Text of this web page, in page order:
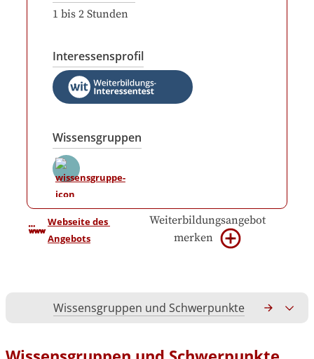
1 bis 2 Stunden
Interessensprofil
Wissensgruppen
Webseite des
Angebots
Weiterbildungsangebot
merken
Wissensgruppen und Schwerpunkte